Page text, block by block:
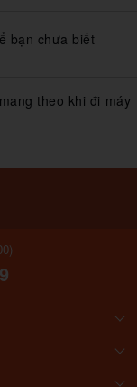
bạn chưa biết
theo khi đi máy